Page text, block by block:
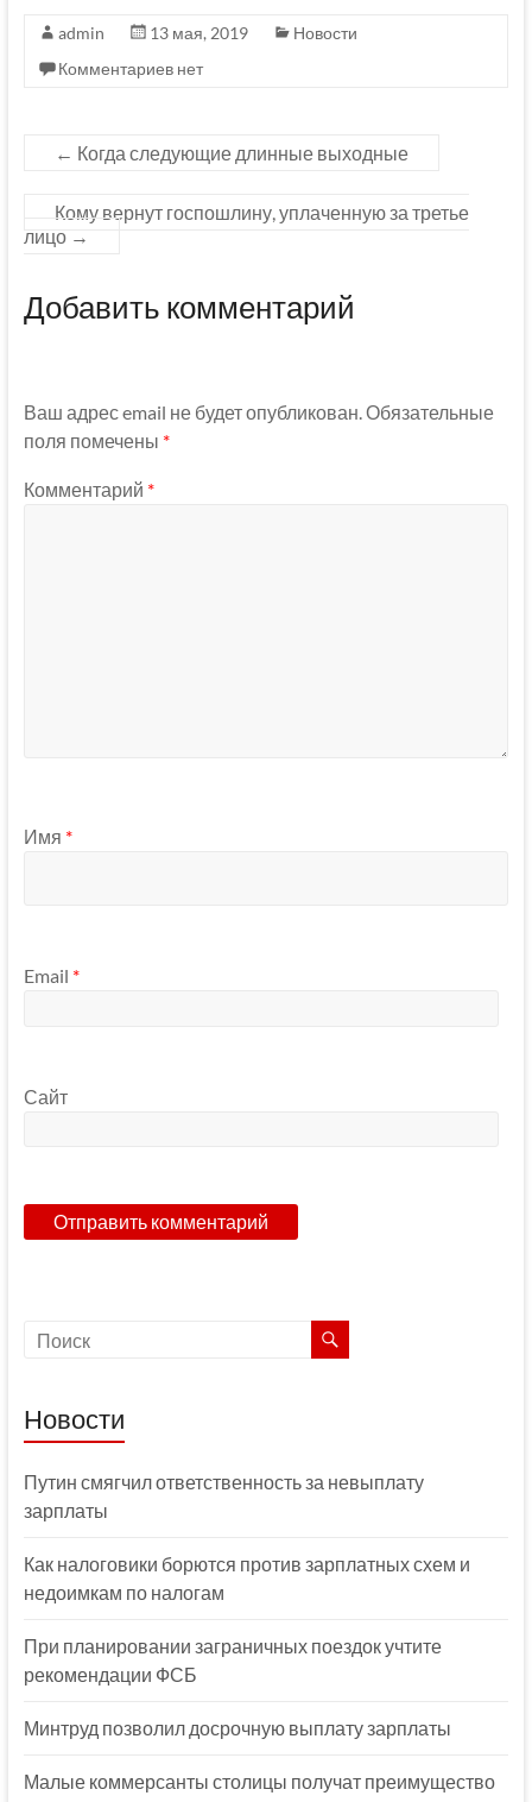
admin 13 мая, 2019
Новости
Комментариев нет
← Когда следующие длинные выходные
Кому вернут госпошлину, уплаченную за третье
лицо →
Добавить комментарий
Ваш адрес email не будет опубликован. Обязательные
поля помечены *
Комментарий *
Имя *
Email *
Сайт
Новости
Путин смягчил ответственность за невыплату
зарплаты
Как налоговики борются против зарплатных схем и
недоимкам по налогам
При планировании заграничных поездок учтите
рекомендации ФСБ
Минтруд позволил досрочную выплату зарплаты
Малые коммерсанты столицы получат преимущество